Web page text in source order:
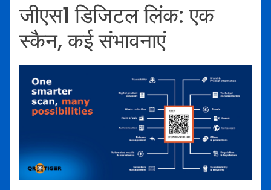
जीएस1 डिजिटल लिंक: एक
स्कैन, कई संभावनाएं